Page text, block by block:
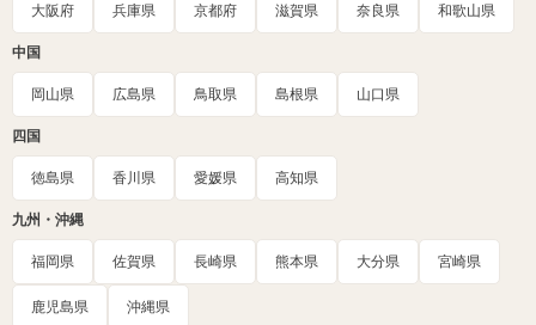
大阪府 兵庫県 京都府 滋賀県 奈良県 和歌山県
中国
岡山県 広島県 鳥取県 島根県 山口県
四国
徳島県 香川県 愛媛県 高知県
九州・沖縄
福岡県 佐賀県 長崎県 熊本県 大分県 宮崎県
鹿児島県 沖縄県